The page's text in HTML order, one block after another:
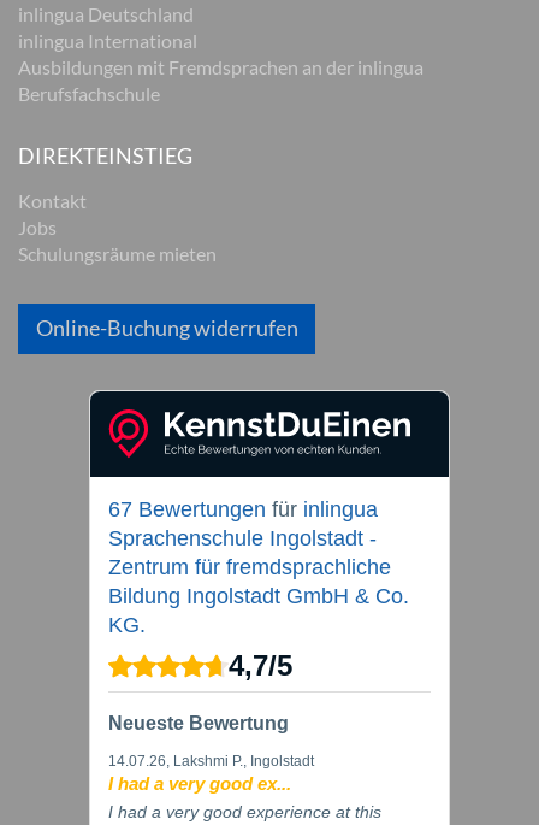
inlingua Deutschland
inlingua International
Ausbildungen mit Fremdsprachen an der inlingua
Berufsfachschule
DIREKTEINSTIEG
Kontakt
Jobs
Schulungsräume mieten
Online-Buchung widerrufen
67 Bewertungen für inlingua
Sprachenschule Ingolstadt -
Zentrum für fremdsprachliche
Bildung Ingolstadt GmbH & Co.
KG.
4,7/5
Neueste Bewertung
14.07.26, Lakshmi P., Ingolstadt
I had a very good ex...
I had a very good experience at this